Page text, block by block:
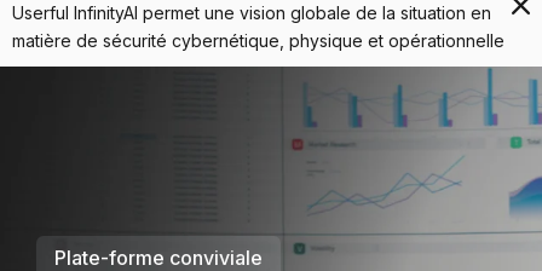
Userful InfinityAI permet une vision globale de la situation en
matière de sécurité cybernétique, physique et opérationnelle
Plate-forme conviviale